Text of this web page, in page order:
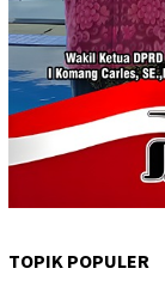
TOPIK POPULER